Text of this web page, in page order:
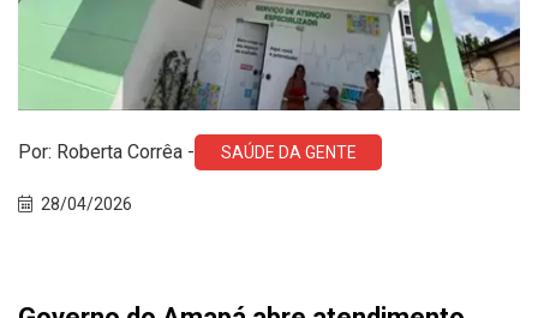
Por: Roberta Corrêa - SAÚDE DA GENTE
28/04/2026